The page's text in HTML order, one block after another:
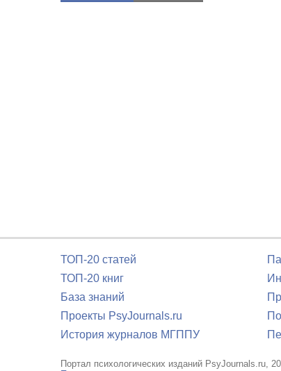
ТОП-20 статей
ТОП-20 книг
База знаний
Проекты PsyJournals.ru
История журналов МГППУ
Портал психологических изданий PsyJournals.ru,